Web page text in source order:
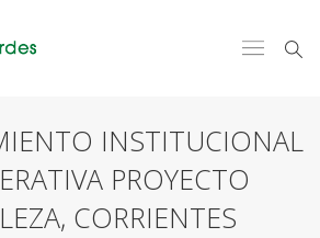
INSTITUCIONAL
PROYECTO
CORRIENTES